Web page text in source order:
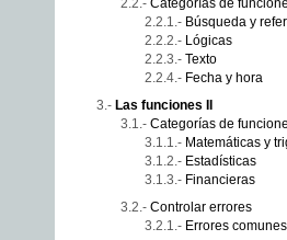
Categorías de
Búsqueda y
Lógicas
Texto
Fecha y hora
Las funciones II
Categorías de
Matemáticas y
Estadísticas
Financieras
Controlar errores
Errores comunes